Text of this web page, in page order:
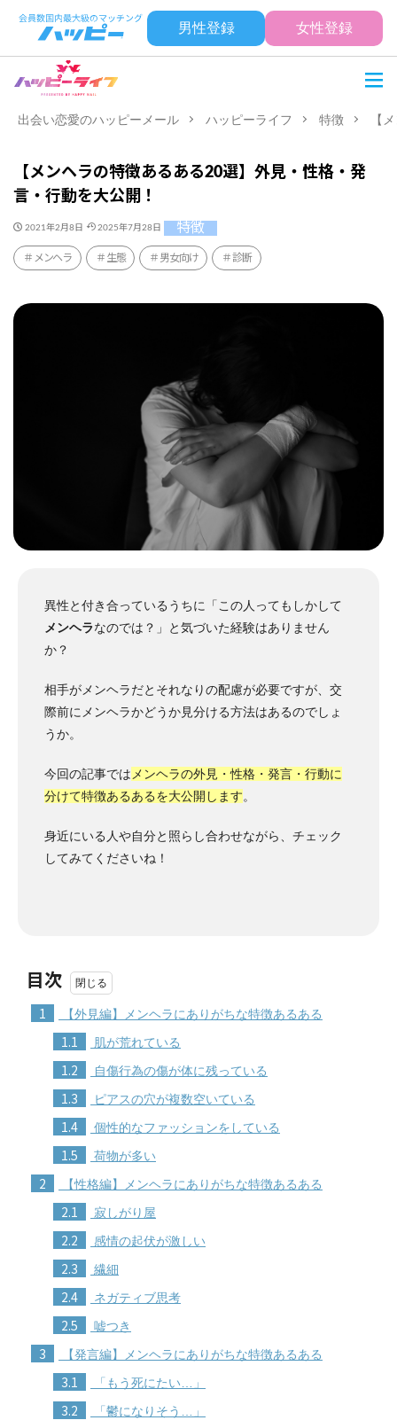
男性登録 女性登録
出会い恋愛のハッピーメール ハッピーライフ 特徴 【
【メンヘラの特徴あるある20選】外見・性格・発
言・行動を大公開！
2021年2月8日 2025年7月28日 特徴
メンヘラ 生態 男女向け 診断
異性と付き合っているうちに「この人ってもしかして
メンヘラなのでは？」と気づいた経験はありません
か？
相手がメンヘラだとそれなりの配慮が必要ですが、交
際前にメンヘラかどうか見分ける方法はあるのでしょ
うか。
今回の記事では メンヘラの外見・性格・発言・行動に
分けて特徴あるあるを大公開します。
身近にいる人や自分と照らし合わせながら、チェック
してみてくださいね！
目次
1 【外見編】メンヘラにありがちな特徴あるある
1.1 肌が荒れている
1.2 自傷行為の傷が体に残っている
1.3 ピアスの穴が複数空いている
1.4 個性的なファッションをしている
1.5 荷物が多い
2 【性格編】メンヘラにありがちな特徴あるある
2.1 寂しがり屋
2.2 感情の起伏が激しい
2.3 繊細
2.4 ネガティブ思考
2.5 嘘つき
3 【発言編】メンヘラにありがちな特徴あるある
3.1 「もう死にたい…」
3.2 「鬱になりそう…」